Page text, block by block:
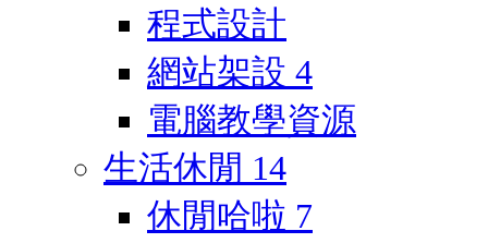
程式設計
網站架設 4
電腦教學資源
生活休閒 14
休閒哈啦 7